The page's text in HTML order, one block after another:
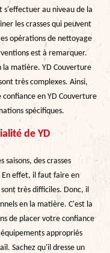
au niveau de la
les crasses qui peuvent
opérations de nettoyage
est à remarquer.
la matière. YD Couverture
très complexes. Ainsi,
confiance en YD Couverture
spécifiques.
de YD
des crasses
effet, il faut faire en
très difficiles. Donc, il
en la matière. C'est la
de placer votre confiance
appropriés
Sachez qu'il dresse un